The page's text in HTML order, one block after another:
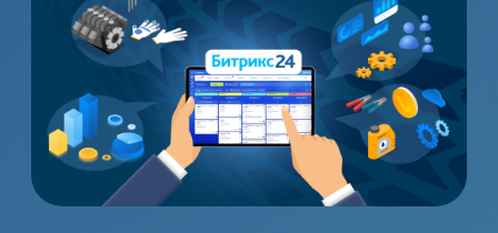
Неэффективный контроль
ресурсов и сотрудников
Какие проблемы решает
Битрикс24
Сложности в коммуникации
с клиентами